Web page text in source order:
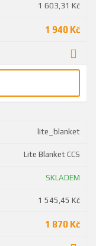
1 603,31 Kč
1 940 Kč
lite_blanket
Lite Blanket CCS
SKLADEM
1 545,45 Kč
1 870 Kč